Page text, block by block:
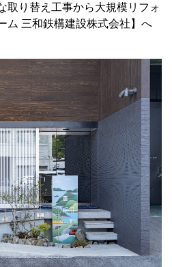
取り替え工事から大規模リフォ
ム 三和鉄構建設株式会社】へ